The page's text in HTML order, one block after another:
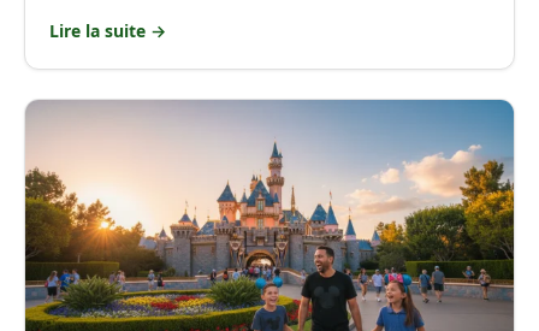
Lire la suite →